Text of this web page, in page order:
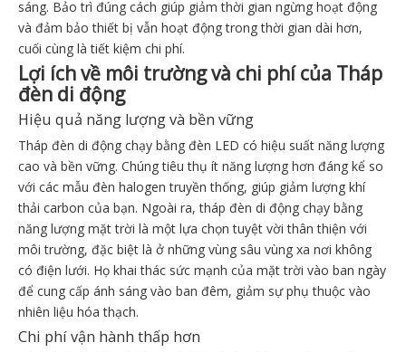
sáng. Bảo trì đúng cách giúp giảm thời gian ngừng hoạt động
và đảm bảo thiết bị vẫn hoạt động trong thời gian dài hơn,
cuối cùng là tiết kiệm chi phí.
Lợi ích về môi trường và chi phí của Tháp
đèn di động
Hiệu quả năng lượng và bền vững
Tháp đèn di động chạy bằng đèn LED có hiệu suất năng lượng
cao và bền vững. Chúng tiêu thụ ít năng lượng hơn đáng kể so
với các mẫu đèn halogen truyền thống, giúp giảm lượng khí
thải carbon của bạn. Ngoài ra, tháp đèn di động chạy bằng
năng lượng mặt trời là một lựa chọn tuyệt vời thân thiện với
môi trường, đặc biệt là ở những vùng sâu vùng xa nơi không
có điện lưới. Họ khai thác sức mạnh của mặt trời vào ban ngày
để cung cấp ánh sáng vào ban đêm, giảm sự phụ thuộc vào
nhiên liệu hóa thạch.
Chi phí vận hành thấp hơn